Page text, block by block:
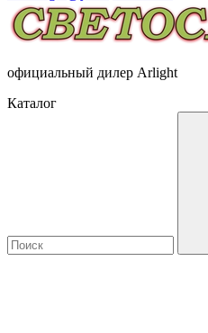
официальный дилер Arlight
Каталог